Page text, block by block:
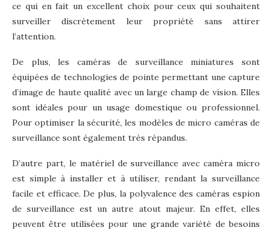
ce qui en fait un excellent choix pour ceux qui souhaitent
surveiller discrètement leur propriété sans attirer
l’attention.
De plus, les caméras de surveillance miniatures sont
équipées de technologies de pointe permettant une capture
d’image de haute qualité avec un large champ de vision. Elles
sont idéales pour un usage domestique ou professionnel.
Pour optimiser la sécurité, les modèles de micro caméras de
surveillance sont également très répandus.
D’autre part, le matériel de surveillance avec caméra micro
est simple à installer et à utiliser, rendant la surveillance
facile et efficace. De plus, la polyvalence des caméras espion
de surveillance est un autre atout majeur. En effet, elles
peuvent être utilisées pour une grande variété de besoins